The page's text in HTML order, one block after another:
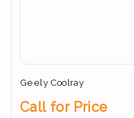
Geely Coolray
Call for Price